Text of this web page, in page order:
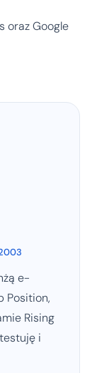
oraz Google
e-
Position,
Rising
i